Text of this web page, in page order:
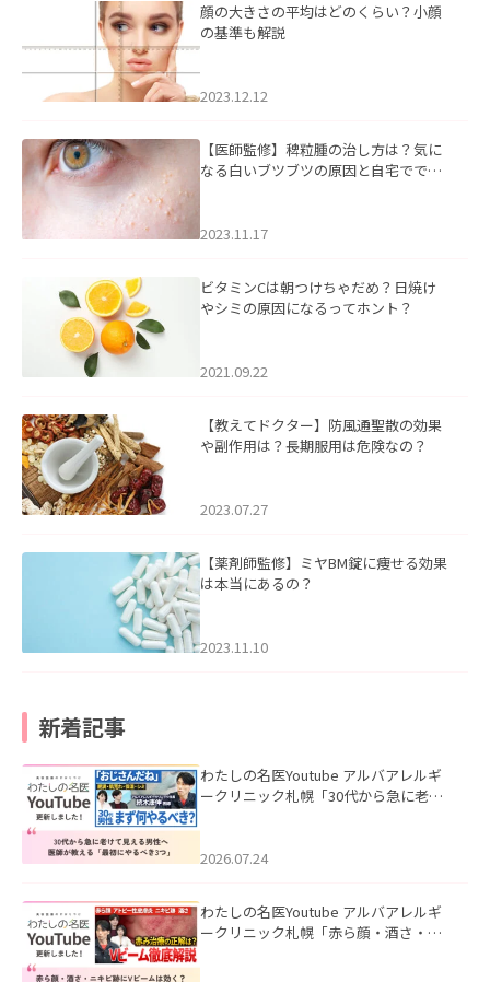
顔の大きさの平均はどのくらい？小顔
の基準も解説
2023.12.12
【医師監修】稗粒腫の治し方は？気に
なる白いブツブツの原因と自宅ででき
2023.11.17
ビタミンCは朝つけちゃだめ？日焼け
やシミの原因になるってホント？
2021.09.22
【教えてドクター】防風通聖散の効果
や副作用は？長期服用は危険なの？
2023.07.27
【薬剤師監修】ミヤBM錠に痩せる効果
は本当にあるの？
2023.11.10
新着記事
わたしの名医Youtube アルバアレルギ
ークリニック札幌「30代から急に老け
た。
2026.07.24
わたしの名医Youtube アルバアレルギ
ークリニック札幌「赤ら顔・酒さ・ニ